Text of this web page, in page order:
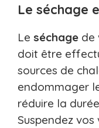
Le séchage
Le séchage de
doit être
sources de
endommager
réduire la
Suspendez